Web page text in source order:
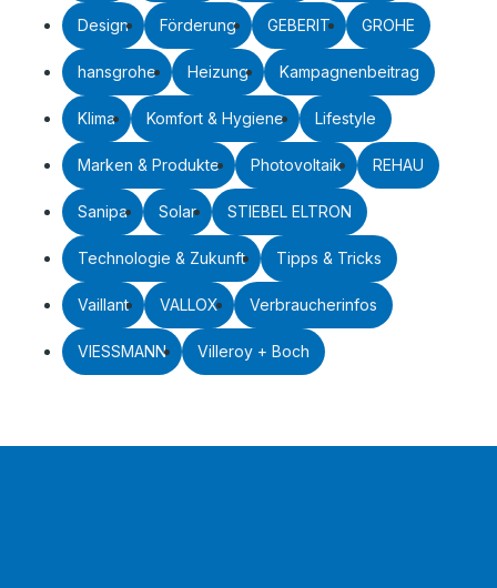
Design Förderung GEBERIT GROHE
hansgrohe Heizung Kampagnenbeitrag
Klima Komfort & Hygiene Lifestyle
Marken & Produkte Photovoltaik REHAU
Sanipa Solar STIEBEL ELTRON
Technologie & Zukunft Tipps & Tricks
Vaillant VALLOX Verbraucherinfos
VIESSMANN Villeroy + Boch